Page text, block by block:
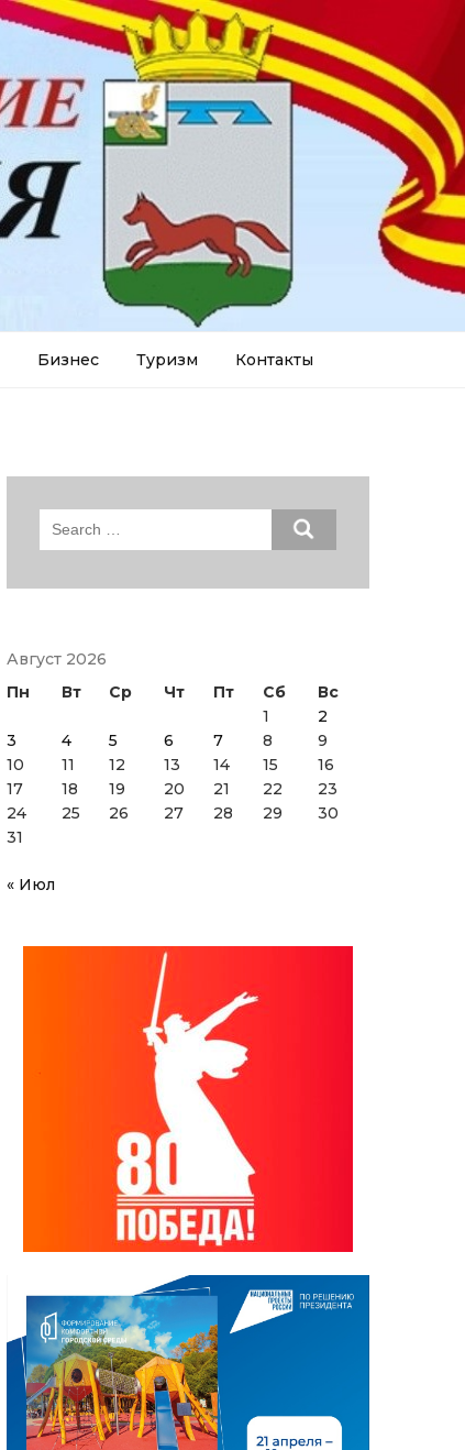
Бизнес Туризм Контакты
Search
Август 2026
Пн
Вт Ср Чт Пт Сб
Вс
1
2
3
4 5 6 7 8
9
10
11 12 13 14 15
16
17
18 19 20 21 22
23
24
25 26 27 28 29
30
31
« Июл